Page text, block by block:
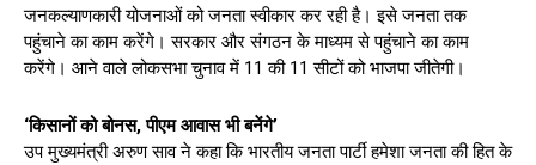
जनकल्याणकारी योजनाओं को जनता स्वीकार कर रही है। इसे जनता तक
पहुंचाने का काम करेंगे। सरकार और संगठन के माध्यम से पहुंचाने का काम
करेंगे। आने वाले लोकसभा चुनाव में 11 की 11 सीटों को भाजपा जीतेगी।
‘किसानों को बोनस, पीएम आवास भी बनेंगे’
उप मुख्यमंत्री अरुण साव ने कहा कि भारतीय जनता पार्टी हमेशा जनता की हित के